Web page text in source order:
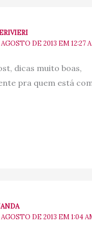
AGOSTO DE 2013 EM 12:27
dicas muito boas,
pra quem está
AGOSTO DE 2013 EM 1:04